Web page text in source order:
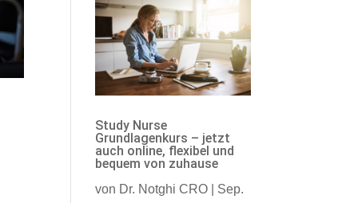
Study Nurse
Grundlagenkurs – jetzt
auch online, flexibel und
bequem von zuhause
von Dr. Notghi CRO
Sep.